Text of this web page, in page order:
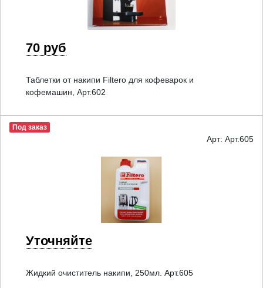
70 руб
Таблетки от накипи Filtero для кофеварок и
кофемашин, Арт.602
Под заказ
Арт: Арт.605
Уточняйте
Жидкий очиститель накипи, 250мл. Арт.605